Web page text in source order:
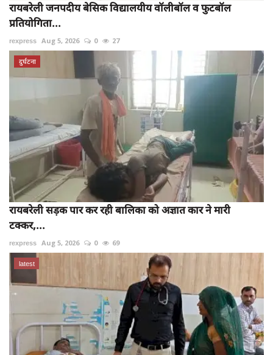
रायबरेली जनपदीय बेसिक विद्यालयीय वॉलीबॉल व फुटबॉल
प्रतियोगिता...
rexpress Aug 5, 2026 0 27
दुर्घटना
रायबरेली सड़क पार कर रही बालिका को अज्ञात कार ने मारी
टक्कर,...
rexpress Aug 5, 2026 0 69
latest